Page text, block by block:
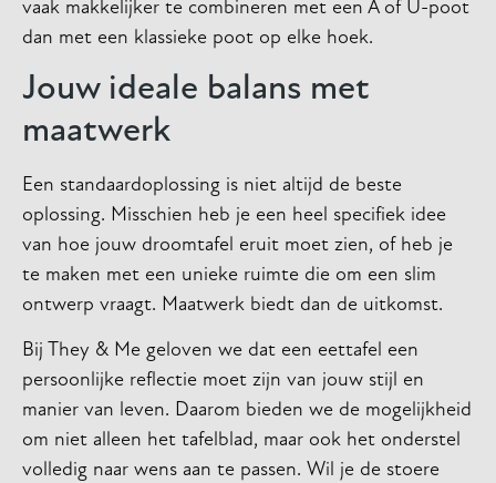
vaak makkelijker te combineren met een A of U-poot
dan met een klassieke poot op elke hoek.
Jouw ideale balans met
maatwerk
Een standaardoplossing is niet altijd de beste
oplossing. Misschien heb je een heel specifiek idee
van hoe jouw droomtafel eruit moet zien, of heb je
te maken met een unieke ruimte die om een slim
ontwerp vraagt. Maatwerk biedt dan de uitkomst.
Bij They & Me geloven we dat een eettafel een
persoonlijke reflectie moet zijn van jouw stijl en
manier van leven. Daarom bieden we de mogelijkheid
om niet alleen het tafelblad, maar ook het onderstel
volledig naar wens aan te passen. Wil je de stoere